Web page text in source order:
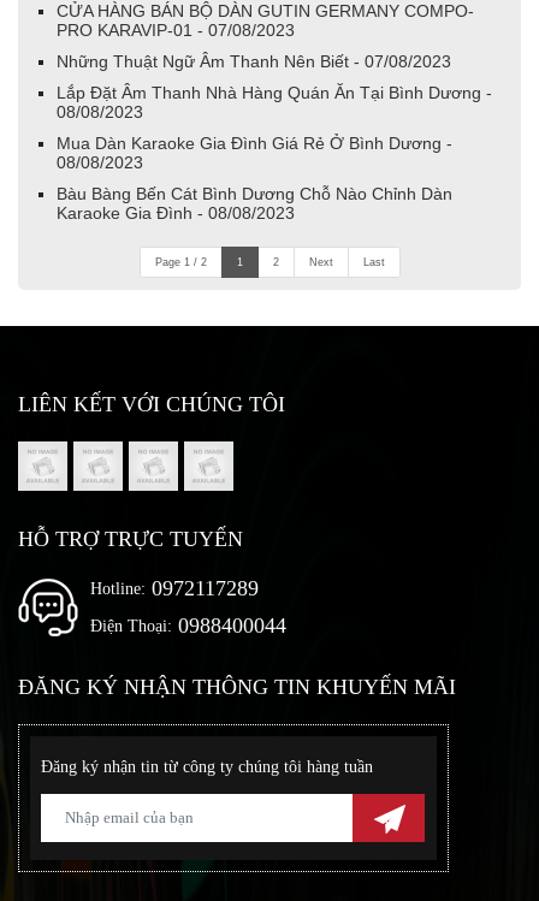
CỬA HÀNG BÁN BỘ DÀN GUTIN GERMANY COMPO-
PRO KARAVIP-01 - 07/08/2023
Những Thuật Ngữ Âm Thanh Nên Biết - 07/08/2023
Lắp Đặt Âm Thanh Nhà Hàng Quán Ăn Tại Bình Dương -
08/08/2023
Mua Dàn Karaoke Gia Đình Giá Rẻ Ở Bình Dương -
08/08/2023
Bàu Bàng Bến Cát Bình Dương Chỗ Nào Chỉnh Dàn
Karaoke Gia Đình - 08/08/2023
Page 1 / 2 1 2 Next Last
LIÊN KẾT VỚI CHÚNG TÔI
HỖ TRỢ TRỰC TUYẾN
Hotline: 0972117289
Điện Thoại: 0988400044
ĐĂNG KÝ NHẬN THÔNG TIN KHUYẾN MÃI
Đăng ký nhận tin từ công ty chúng tôi hàng tuần